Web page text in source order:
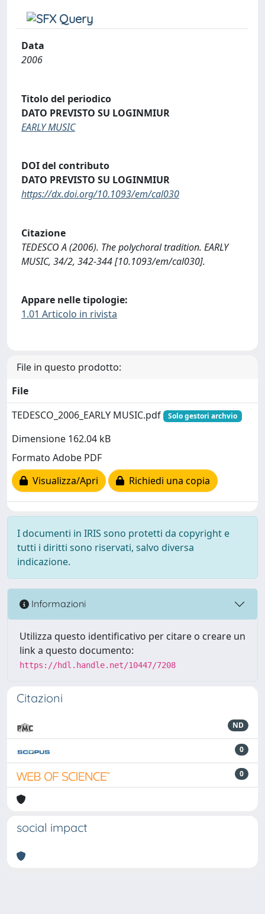
Data
2006
Titolo del periodico
DATO PREVISTO SU LOGINMIUR
EARLY MUSIC
DOI del contributo
DATO PREVISTO SU LOGINMIUR
https://dx.doi.org/10.1093/em/cal030
Citazione
TEDESCO A (2006). The polychoral tradition. EARLY
MUSIC, 34/2, 342-344 [10.1093/em/cal030].
Appare nelle tipologie:
1.01 Articolo in rivista
File in questo prodotto:
File
TEDESCO_2006_EARLY MUSIC.pdf
Solo gestori archvio
Dimensione 162.04 kB
Formato Adobe PDF
Visualizza/Apri
Richiedi una copia
I documenti in IRIS sono protetti da copyright e
tutti i diritti sono riservati, salvo diversa
indicazione.
Informazioni
Utilizza questo identificativo per citare o creare un
link a questo documento:
https://hdl.handle.net/10447/7208
Citazioni
ND
0
0
social impact